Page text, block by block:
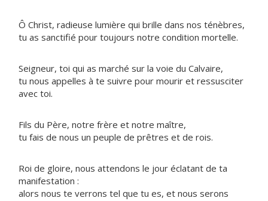
Ô Christ, radieuse lumière qui brille dans nos ténèbres,
tu as sanctifié pour toujours notre condition mortelle.
Seigneur, toi qui as marché sur la voie du Calvaire,
tu nous appelles à te suivre pour mourir et ressusciter
avec toi.
Fils du Père, notre frère et notre maître,
tu fais de nous un peuple de prêtres et de rois.
Roi de gloire, nous attendons le jour éclatant de ta
manifestation :
alors nous te verrons tel que tu es, et nous serons